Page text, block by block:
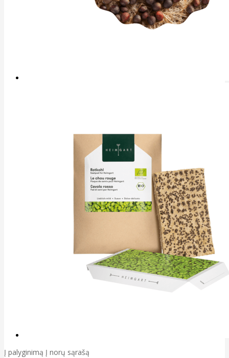
Į palyginimą Į norų sąrašą